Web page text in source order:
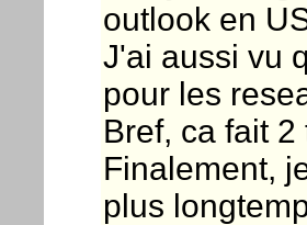
outlook en
J'ai aussi vu
pour les
Bref, ca fait
Finalement,
plus